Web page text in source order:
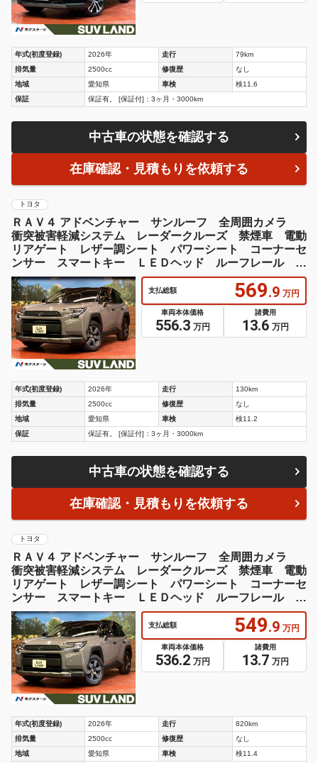
年式(初度登録) 2026年 走行
79km
排気量
2500cc 修復歴
なし
地域
愛知県 車検
検11.6
保証
保証有。 [保証付]：3ヶ月・3000km
中古車の状態を確認する
在庫確認・見積もりを依頼する
トヨタ
ＲＡＶ４ アドベンチャー サンルーフ 全周囲カメラ
衝突被害軽減システム レーダークルーズ 禁煙車 電動
リアゲート レザー調シート パワーシート コーナーセ
ンサー スマートキー ＬＥＤヘッド ルーフレール Ｅ
ＴＣ２．０
支払総額 569.9 万円
車両本体価格
556.3 万円
諸費用
13.6 万円
年式(初度登録) 2026年 走行
130km
排気量
2500cc 修復歴
なし
地域
愛知県 車検
検11.2
保証
保証有。 [保証付]：3ヶ月・3000km
中古車の状態を確認する
在庫確認・見積もりを依頼する
トヨタ
ＲＡＶ４ アドベンチャー サンルーフ 全周囲カメラ
衝突被害軽減システム レーダークルーズ 禁煙車 電動
リアゲート レザー調シート パワーシート コーナーセ
ンサー スマートキー ＬＥＤヘッド ルーフレール Ｅ
ＴＣ２．０
支払総額 549.9 万円
車両本体価格
536.2 万円
諸費用
13.7 万円
年式(初度登録) 2026年 走行
820km
排気量
2500cc 修復歴
なし
地域
愛知県 車検
検11.4